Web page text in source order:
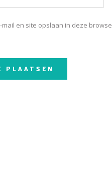
mail en site opslaan in deze